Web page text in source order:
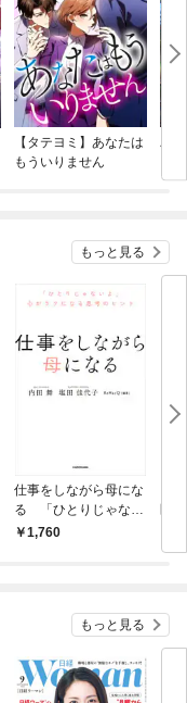
【タテヨミ】あなたは
もういりません
バ
今
もっと見る
仕事をしながら母にな
る 「ひとりじゃない
よ」心がラクになる思
1,760
もっと見る